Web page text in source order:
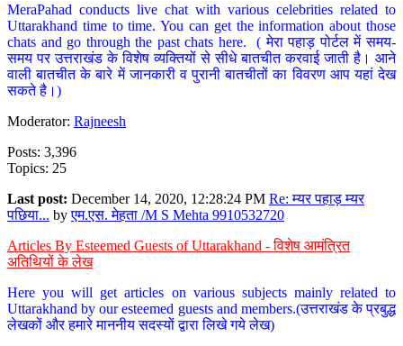
MeraPahad conducts live chat with various celebrities related to
Uttarakhand time to time. You can get the information about those
chats and go through the past chats here. ( मेरा पहाड़ पोर्टल में समय-
समय पर उत्तराखंड के विशेष व्यक्तियों से सीधे बातचीत करवाई जाती है। आने
वाली बातचीत के बारे में जानकारी व पुरानी बातचीतों का विवरण आप यहां देख
सकते है।)
Moderator: Rajneesh
Posts: 3,396
Topics: 25
Last post: December 14, 2020, 12:28:24 PM Re: म्यर पहाड़ म्यर
पछिया... byएम.एस. मेहता /M S Mehta 9910532720
Articles By Esteemed Guests of Uttarakhand - विशेष आमंत्रित
अतिथियों के लेख
Here you will get articles on various subjects mainly related to
Uttarakhand by our esteemed guests and members.(उत्तराखंड के प्रबुद्ध
लेखकों और हमारे माननीय सदस्यों द्वारा लिखे गये लेख)